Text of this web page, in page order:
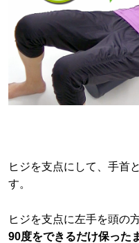
ヒジを支点にして、手首
す。
ヒジを支点に左手を頭の
90度をできるだけ保った